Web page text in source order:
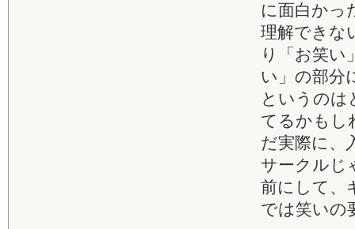
に面白かっ
理解できな
り「お笑い
い」の部分
というのは
てるかもし
だ実際に、
サークルじ
前にして、
では笑いの